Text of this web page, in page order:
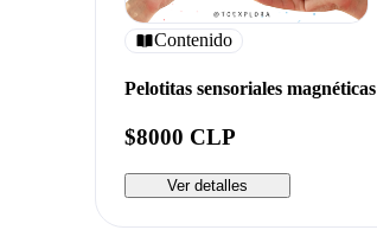
Contenido
Pelotitas sensoriales magnéticas
$8000 CLP
Ver detalles